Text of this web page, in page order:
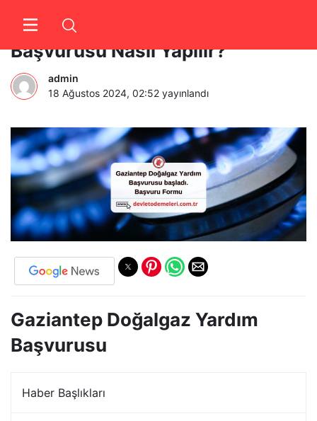
Gaziantep Doğalgaz Yardım
Başvurusu Nasıl Yapılır?
admin
18 Ağustos 2024, 02:52 yayınlandı
Gaziantep Doğalgaz Yardım
Başvurusu
Haber Başlıkları